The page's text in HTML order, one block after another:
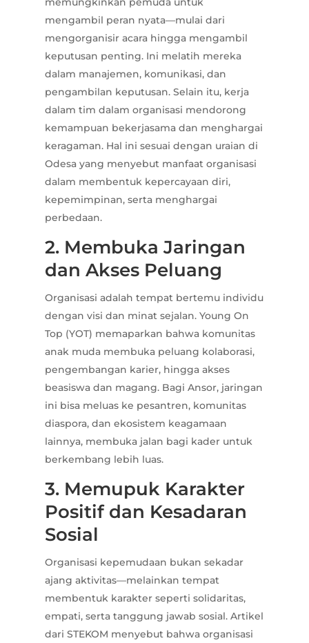
mengambil peran nyata—mulai dari
mengorganisir acara hingga mengambil
keputusan penting. Ini melatih mereka
dalam manajemen, komunikasi, dan
pengambilan keputusan. Selain itu, kerja
dalam tim dalam organisasi mendorong
kemampuan bekerjasama dan menghargai
keragaman. Hal ini sesuai dengan uraian di
Odesa yang menyebut manfaat organisasi
dalam membentuk kepercayaan diri,
kepemimpinan, serta menghargai
perbedaan.
2. Membuka Jaringan
dan Akses Peluang
Organisasi adalah tempat bertemu individu
dengan visi dan minat sejalan. Young On
Top (YOT) memaparkan bahwa komunitas
anak muda membuka peluang kolaborasi,
pengembangan karier, hingga akses
beasiswa dan magang. Bagi Ansor, jaringan
ini bisa meluas ke pesantren, komunitas
diaspora, dan ekosistem keagamaan
lainnya, membuka jalan bagi kader untuk
berkembang lebih luas.
3. Memupuk Karakter
Positif dan Kesadaran
Sosial
Organisasi kepemudaan bukan sekadar
ajang aktivitas—melainkan tempat
membentuk karakter seperti solidaritas,
empati, serta tanggung jawab sosial. Artikel
dari STEKOM menyebut bahwa organisasi